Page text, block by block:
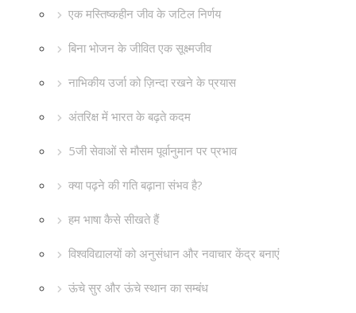
एक मस्तिष्कहीन जीव के जटिल निर्णय
बिना भोजन के जीवित एक सूक्ष्मजीव
नाभिकीय उर्जा को ज़िन्दा रखने के प्रयास
अंतरिक्ष में भारत के बढ़ते कदम
5जी सेवाओं से मौसम पूर्वानुमान पर प्रभाव
क्या पढ़ने की गति बढ़ाना संभव है?
हम भाषा कैसे सीखते हैं
विश्वविद्यालयों को अनुसंधान और नवाचार केंद्र बनाएं
ऊंचे सुर और ऊंचे स्थान का सम्बंध